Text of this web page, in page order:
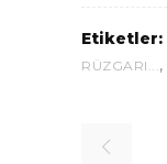
Etiketler:
RÜZGARI... ,